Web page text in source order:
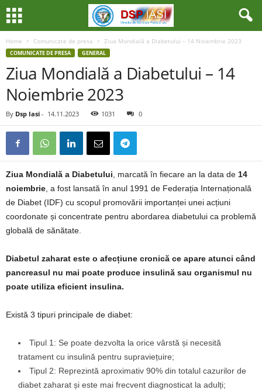
Home Comunicate de presa Ziua Mondială a Diabetului – 14 Noiembrie 2023
COMUNICATE DE PRESA GENERAL
Ziua Mondială a Diabetului – 14
Noiembrie 2023
By Dsp Iasi - 14.11.2023 1031 0
Ziua Mondială a Diabetului , marcată în fiecare an la data de 14
noiembrie , a fost lansată în anul 1991 de Federația Internațională
de Diabet (IDF) cu scopul promovării importanței unei acțiuni
coordonate și concentrate pentru abordarea diabetului ca problemă
globală de sănătate.
Diabetul zaharat este o afecțiune cronică ce apare atunci când
pancreasul nu mai poate produce insulină sau organismul nu
poate utiliza eficient insulina.
Există 3 tipuri principale de diabet:
Tipul 1: Se poate dezvolta la orice vârstă și necesită
tratament cu insulină pentru supraviețuire;
Tipul 2: Reprezintă aproximativ 90% din totalul cazurilor de
diabet zaharat și este mai frecvent diagnosticat la adulți;